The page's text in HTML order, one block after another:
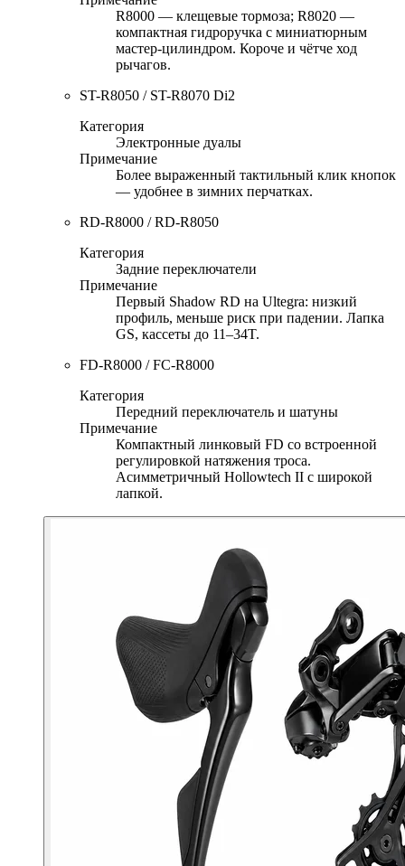
R8000 — клещевые тормоза; R8020 —
компактная гидроручка с миниатюрным
мастер-цилиндром. Короче и чётче ход
рычагов.
ST-R8050 / ST-R8070 Di2
Категория
Электронные дуалы
Примечание
Более выраженный тактильный клик кнопок
— удобнее в зимних перчатках.
RD-R8000 / RD-R8050
Категория
Задние переключатели
Примечание
Первый Shadow RD на Ultegra: низкий
профиль, меньше риск при падении. Лапка
GS, кассеты до 11–34T.
FD-R8000 / FC-R8000
Категория
Передний переключатель и шатуны
Примечание
Компактный линковый FD со встроенной
регулировкой натяжения троса.
Асимметричный Hollowtech II с широкой
лапкой.